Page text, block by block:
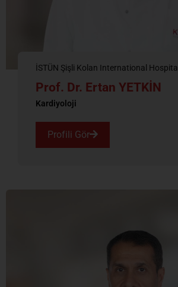
İSTÜN Şişli Kolan International Hospital
Prof. Dr. Ertan YETKİN
Kardiyoloji
Profili Gör